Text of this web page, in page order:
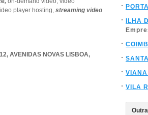
player hosting, streaming video
, AVENIDAS NOVAS LISBOA,
ILHA
VILA